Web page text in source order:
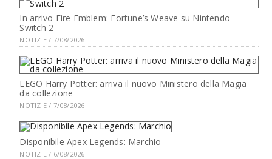
In arrivo Fire Emblem: Fortune’s Weave su Nintendo
Switch 2
NOTIZIE / 7/08/2026
LEGO Harry Potter: arriva il nuovo Ministero della Magia
da collezione
NOTIZIE / 7/08/2026
Disponibile Apex Legends: Marchio
NOTIZIE / 6/08/2026